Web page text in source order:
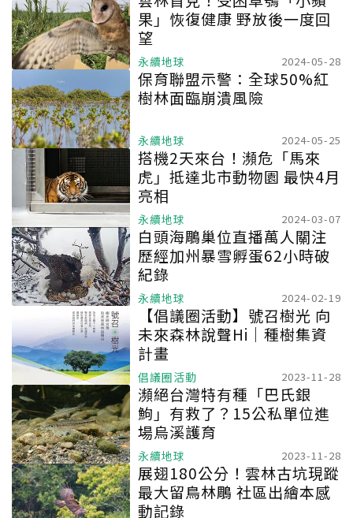
果」恢復健康 野放後一度回
望
永續地球 2024-05-28
保育聯盟示警：全球50%紅
樹林面臨崩潰風險
永續地球 2024-05-25
搭機2天來台！瀕危「馬來
虎」抵達北市動物園 最快4月
亮相
永續地球 2024-03-07
白頭海鵰巢位直播萬人關注
歷經加州暴雪孵蛋62小時破
紀錄
永續地球 2024-02-19
【倡議圈活動】號召樹光 向
未來森林說聲Hi｜種樹集資
計畫
倡議圈活動 2023-11-28
瀕絕台灣特有種「巴氏銀
鮈」有救了？15公私單位進
場烏溪護育
永續地球 2023-11-28
展翅180公分！雲林古坑現蹤
最大留鳥林鵰 社區出繪本感
動記錄